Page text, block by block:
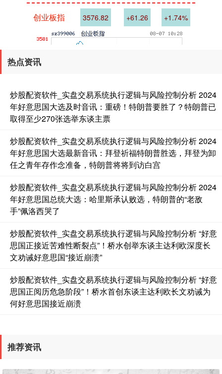
创业板指 3576.82 +61.26 +1.74%
基金指数 7235.57
热点资讯
炒股配资软件_实盘交易系统执行逻辑与风险控制分析 2024
年好意思国大选及时音讯：重磅！特朗普要胜了？特朗普已
取得至少270张选举东谈主票
炒股配资软件_实盘交易系统执行逻辑与风险控制分析 2024
年好意思国大选最新音讯：拜登祈福特朗普胜选，拜登为卸
任之青年存作念准备，特朗普将将到访白宫
炒股配资软件_实盘交易系统执行逻辑与风险控制分析 2024
年好意思国总统大选：哈里斯承认败选，特朗普的“老敌
手”佩洛西哭了
炒股配资软件_实盘交易系统执行逻辑与风险控制分析 “好意
思国正接近苦难性断裂点”！桥水创举东谈主达利欧深度长
文劝诫好意思国“接近崩溃”
炒股配资软件_实盘交易系统执行逻辑与风险控制分析 “好意
思国正阅历危急阶段”！桥水首创东谈主达利欧长文劝诫为
何好意思国接近崩溃
推荐资讯